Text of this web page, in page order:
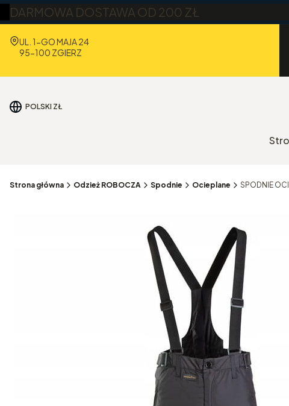
DARMOWA DOSTAWA OD 200 ZŁ
Adres:
UL. 1-GO MAJA 24
95-100 ZGIERZ
POLSKI ZŁ
Strona główna Odzież ROBOCZA Spodnie Ocieplane SPODNIE